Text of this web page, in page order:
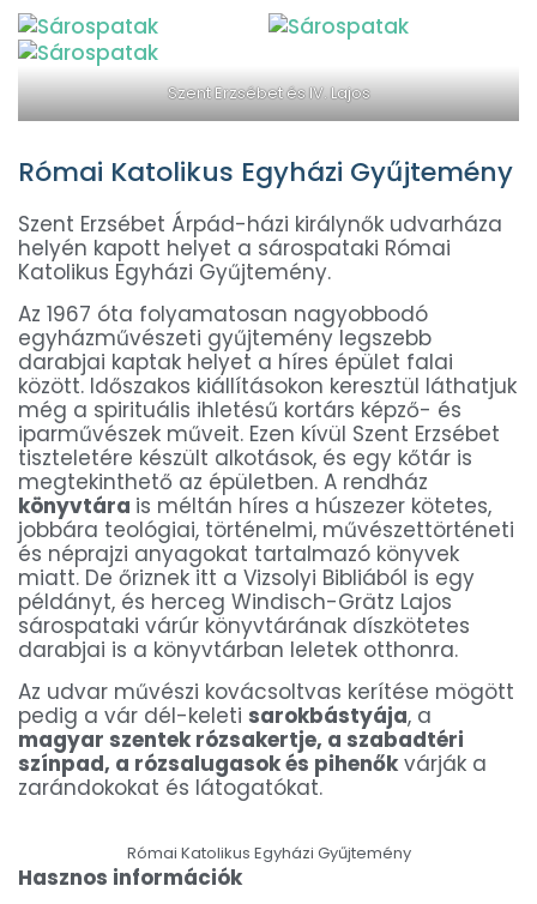
Szent Erzsébet és IV. Lajos
Római Katolikus Egyházi Gyűjtemény
Szent Erzsébet Árpád-házi királynők udvarháza
helyén kapott helyet a sárospataki Római
Katolikus Egyházi Gyűjtemény.
Az 1967 óta folyamatosan nagyobbodó
egyházművészeti gyűjtemény legszebb
darabjai kaptak helyet a híres épület falai
között. Időszakos kiállításokon keresztül láthatjuk
még a spirituális ihletésű kortárs képző- és
iparművészek műveit. Ezen kívül Szent Erzsébet
tiszteletére készült alkotások, és egy kőtár is
megtekinthető az épületben. A rendház
könyvtára is méltán híres a húszezer kötetes,
jobbára teológiai, történelmi, művészettörténeti
és néprajzi anyagokat tartalmazó könyvek
miatt. De őriznek itt a Vizsolyi Bibliából is egy
példányt, és herceg Windisch-Grätz Lajos
sárospataki várúr könyvtárának díszkötetes
darabjai is a könyvtárban leletek otthonra.
Az udvar művészi kovácsoltvas kerítése mögött
pedig a vár dél-keleti sarokbástyája, a
magyar szentek rózsakertje, a szabadtéri
színpad, a rózsalugasok és pihenők várják a
zarándokokat és látogatókat.
Római Katolikus Egyházi Gyűjtemény
Hasznos információk